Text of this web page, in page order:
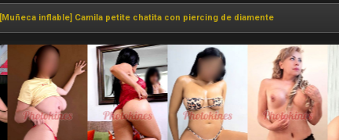
[Muñeca inflable] Camila petite chatita con piercing de diamente